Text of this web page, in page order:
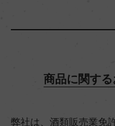
商品に関す
弊社は、酒類販売業免